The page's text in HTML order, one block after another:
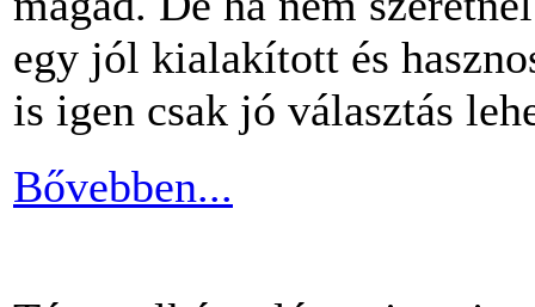
egy jól kialakított és
is igen csak jó választás
Bővebben...